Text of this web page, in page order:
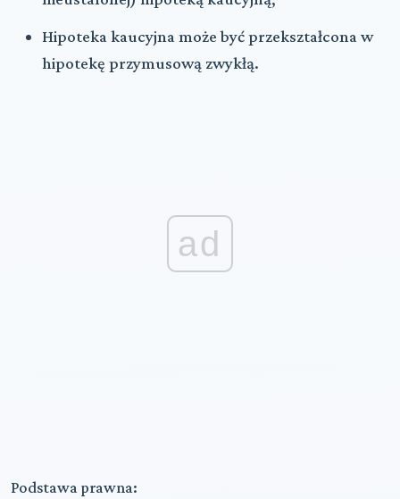
Hipoteka kaucyjna może być przekształcona w
hipotekę przymusową zwykłą.
ad
Podstawa prawna: